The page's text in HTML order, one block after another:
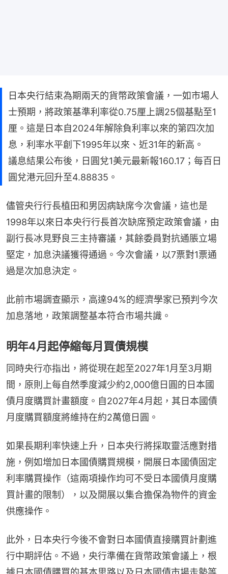
日本央行結束為期兩天的貨幣政策會議，一如市場人
士預期，將政策基準利率從0.75厘上調25個基點至1
厘。這是日本自2024年解除負利率以來的第四次加
息，利率水平創下1995年以來、近31年的新高。
議息結果公布後，日圓兌1美元最新報160.17；每百日
圓兌港元回升至4.88835。
儘管央行行長植田和男因病缺席今次會議，這也是
1998年以來日本央行行長首次缺席預定政策會議，由
副行長冰見野良三主持審議，其餘委員對抗通脹立場
堅定，加息決議獲得通過。今次會議，以7票對1票通
過是次加息決定。
此前市場調查顯示，高達94%的經濟學家已預判今次
加息落地，政策調整基本符合市場共識。
明年4月起停縮每月買債規模
同時央行亦指出，將從現在起至2027年1月至3月期
間，原則上每自然季度減少約2,000億日圓的日本國
債月度購買計畫額度。自2027年4月起，其日本國債
月度購買額度將維持在約2萬億日圓。
如果長期利率快速上升，日本央行將採取靈活應對措
施，例如增加日本國債購買規模，開展日本國債固定
利率購買操作（這兩項操作均可不受日本國債月度購
買計畫的限制），以及開展以集合擔保為物件的資金
供應操作。
此外，日本央行今後不會對日本國債直接購買計劃進
行中期評估。不過，央行準備在貨幣政策會議上，根